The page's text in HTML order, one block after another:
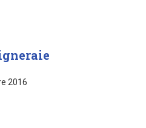
2016